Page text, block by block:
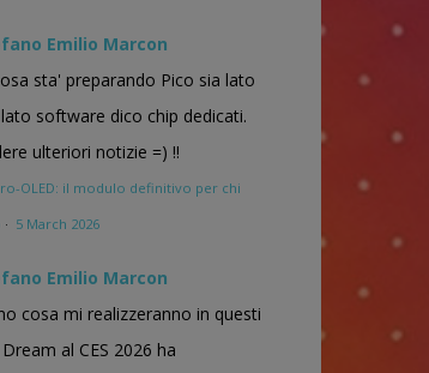
Emilio Marcon
sta' preparando Pico sia lato
software dico chip dedicati.
ulteriori notizie =) !!
OLED: il modulo definitivo per chi
· 5 March 2026
Emilio Marcon
cosa mi realizzeranno in questi
al CES 2026 ha